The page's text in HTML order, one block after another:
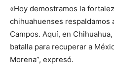
«Hoy demostramos la
chihuahuenses respaldamos
Campos. Aquí, en
batalla para recuperar a
Morena”, expresó.